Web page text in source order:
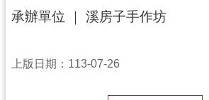
資
認
承辦單位 ｜ 溪房子手作坊
上版日期：113-07-26